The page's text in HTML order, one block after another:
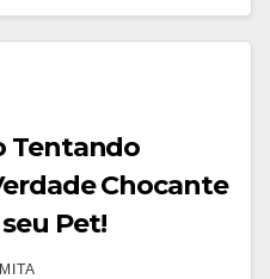
Tentando
Chocante
Pet!